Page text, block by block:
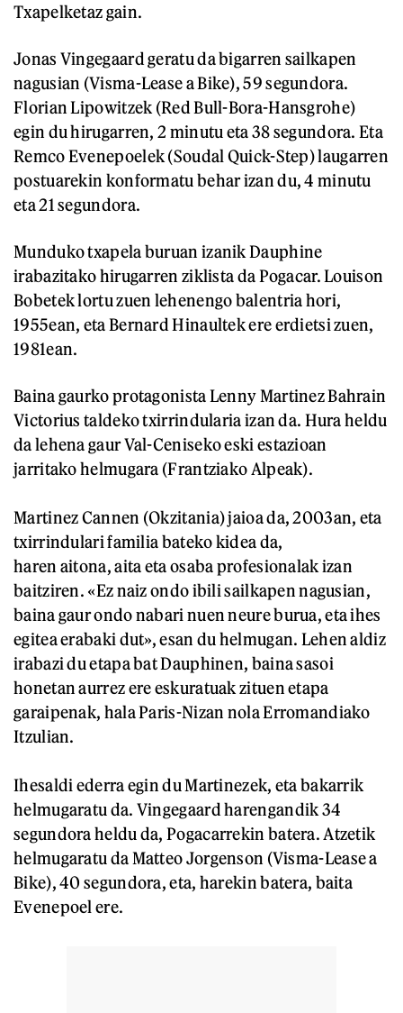
Txapelketaz gain.
Jonas Vingegaard geratu da bigarren sailkapen
nagusian (Visma-Lease a Bike), 59 segundora.
Florian Lipowitzek (Red Bull-Bora-Hansgrohe)
egin du hirugarren, 2 minutu eta 38 segundora. Eta
Remco Evenepoelek (Soudal Quick-Step) laugarren
postuarekin konformatu behar izan du, 4 minutu
eta 21 segundora.
Munduko txapela buruan izanik Dauphine
irabazitako hirugarren ziklista da Pogacar. Louison
Bobetek lortu zuen lehenengo balentria hori,
1955ean, eta Bernard Hinaultek ere erdietsi zuen,
1981ean.
Baina gaurko protagonista Lenny Martinez Bahrain
Victorius taldeko txirrindularia izan da. Hura heldu
da lehena gaur Val-Ceniseko eski estazioan
jarritako helmugara (Frantziako Alpeak).
Martinez Cannen (Okzitania) jaioa da, 2003an, eta
txirrindulari familia bateko kidea da,
haren aitona, aita eta osaba profesionalak izan
baitziren. «Ez naiz ondo ibili sailkapen nagusian,
baina gaur ondo nabari nuen neure burua, eta ihes
egitea erabaki dut», esan du helmugan. Lehen aldiz
irabazi du etapa bat Dauphinen, baina sasoi
honetan aurrez ere eskuratuak zituen etapa
garaipenak, hala Paris-Nizan nola Erromandiako
Itzulian.
Ihesaldi ederra egin du Martinezek, eta bakarrik
helmugaratu da. Vingegaard harengandik 34
segundora heldu da, Pogacarrekin batera. Atzetik
helmugaratu da Matteo Jorgenson (Visma-Lease a
Bike), 40 segundora, eta, harekin batera, baita
Evenepoel ere.